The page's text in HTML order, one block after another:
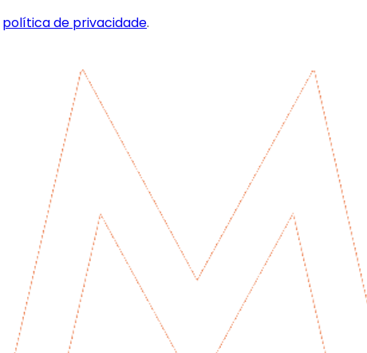
política de privacidade.